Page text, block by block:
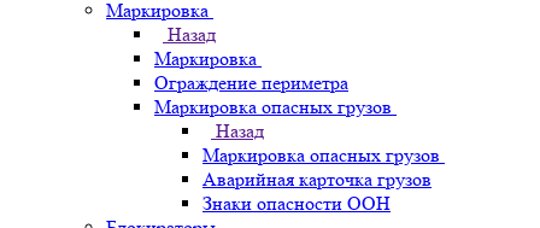
Маркировка
Назад
Маркировка
Ограждение периметра
Маркировка опасных грузов
Назад
Маркировка опасных грузов
Аварийная карточка грузов
Знаки опасности ООН